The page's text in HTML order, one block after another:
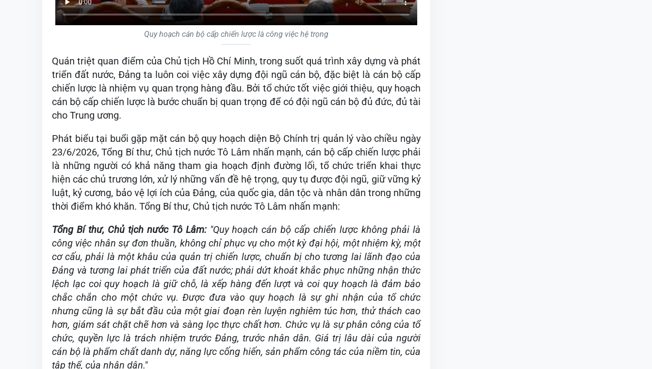
Quy hoạch cán bộ cấp chiến lược là công việc hệ trọng
Quán triệt quan điểm của Chủ tịch Hồ Chí Minh, trong suốt quá trình xây dựng và phát
triển đất nước, Đảng ta luôn coi việc xây dựng đội ngũ cán bộ, đặc biệt là cán bộ cấp
chiến lược là nhiệm vụ quan trọng hàng đầu. Bởi tổ chức tốt việc giới thiệu, quy hoạch
cán bộ cấp chiến lược là bước chuẩn bị quan trọng để có đội ngũ cán bộ đủ đức, đủ tài
cho Trung ương.
Phát biểu tại buổi gặp mặt cán bộ quy hoạch diện Bộ Chính trị quản lý vào chiều ngày
23/6/2026, Tổng Bí thư, Chủ tịch nước Tô Lâm nhấn mạnh, cán bộ cấp chiến lược phải
là những người có khả năng tham gia hoạch định đường lối, tổ chức triển khai thực
hiện các chủ trương lớn, xử lý những vấn đề hệ trọng, quy tụ được đội ngũ, giữ vững kỷ
luật, kỷ cương, bảo vệ lợi ích của Đảng, của quốc gia, dân tộc và nhân dân trong những
thời điểm khó khăn. Tổng Bí thư, Chủ tịch nước Tô Lâm nhấn mạnh:
Tổng Bí thư, Chủ tịch nước Tô Lâm: "Quy hoạch cán bộ cấp chiến lược không phải là
công việc nhân sự đơn thuần, không chỉ phục vụ cho một kỳ đại hội, một nhiệm kỳ, một
cơ cấu, phải là một khâu của quản trị chiến lược, chuẩn bị cho tương lai lãnh đạo của
Đảng và tương lai phát triển của đất nước; phải dứt khoát khắc phục những nhận thức
lệch lạc coi quy hoạch là giữ chỗ, là xếp hàng đến lượt và coi quy hoạch là đảm bảo
chắc chắn cho một chức vụ. Được đưa vào quy hoạch là sự ghi nhận của tổ chức
nhưng cũng là sự bắt đầu của một giai đoạn rèn luyện nghiêm túc hơn, thử thách cao
hơn, giám sát chặt chẽ hơn và sàng lọc thực chất hơn. Chức vụ là sự phân công của tổ
chức, quyền lực là trách nhiệm trước Đảng, trước nhân dân. Giá trị lâu dài của người
cán bộ là phẩm chất danh dự, năng lực cống hiến, sản phẩm công tác của niềm tin, của
tập thể, của nhân dân."